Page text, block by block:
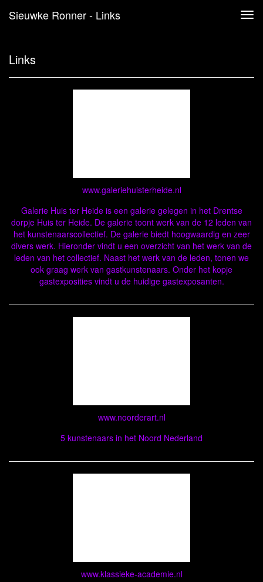
Sieuwke Ronner - Links
Links
www.galeriehuisterheide.nl
Galerie Huis ter Heide is een galerie gelegen in het Drentse
dorpje Huis ter Heide. De galerie toont werk van de 12 leden van
het kunstenaarscollectief. De galerie biedt hoogwaardig en zeer
divers werk. Hieronder vindt u een overzicht van het werk van de
leden van het collectief. Naast het werk van de leden, tonen we
ook graag werk van gastkunstenaars. Onder het kopje
gastexposities vindt u de huidige gastexposanten.
www.noorderart.nl
5 kunstenaars in het Noord Nederland
www.klassieke-academie.nl